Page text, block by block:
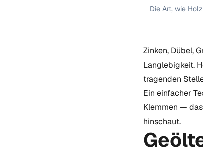
Die Art, wie
Zinken, Dübel,
Langlebigkeit.
tragenden
Ein einfacher
Klemmen —
hinschaut.